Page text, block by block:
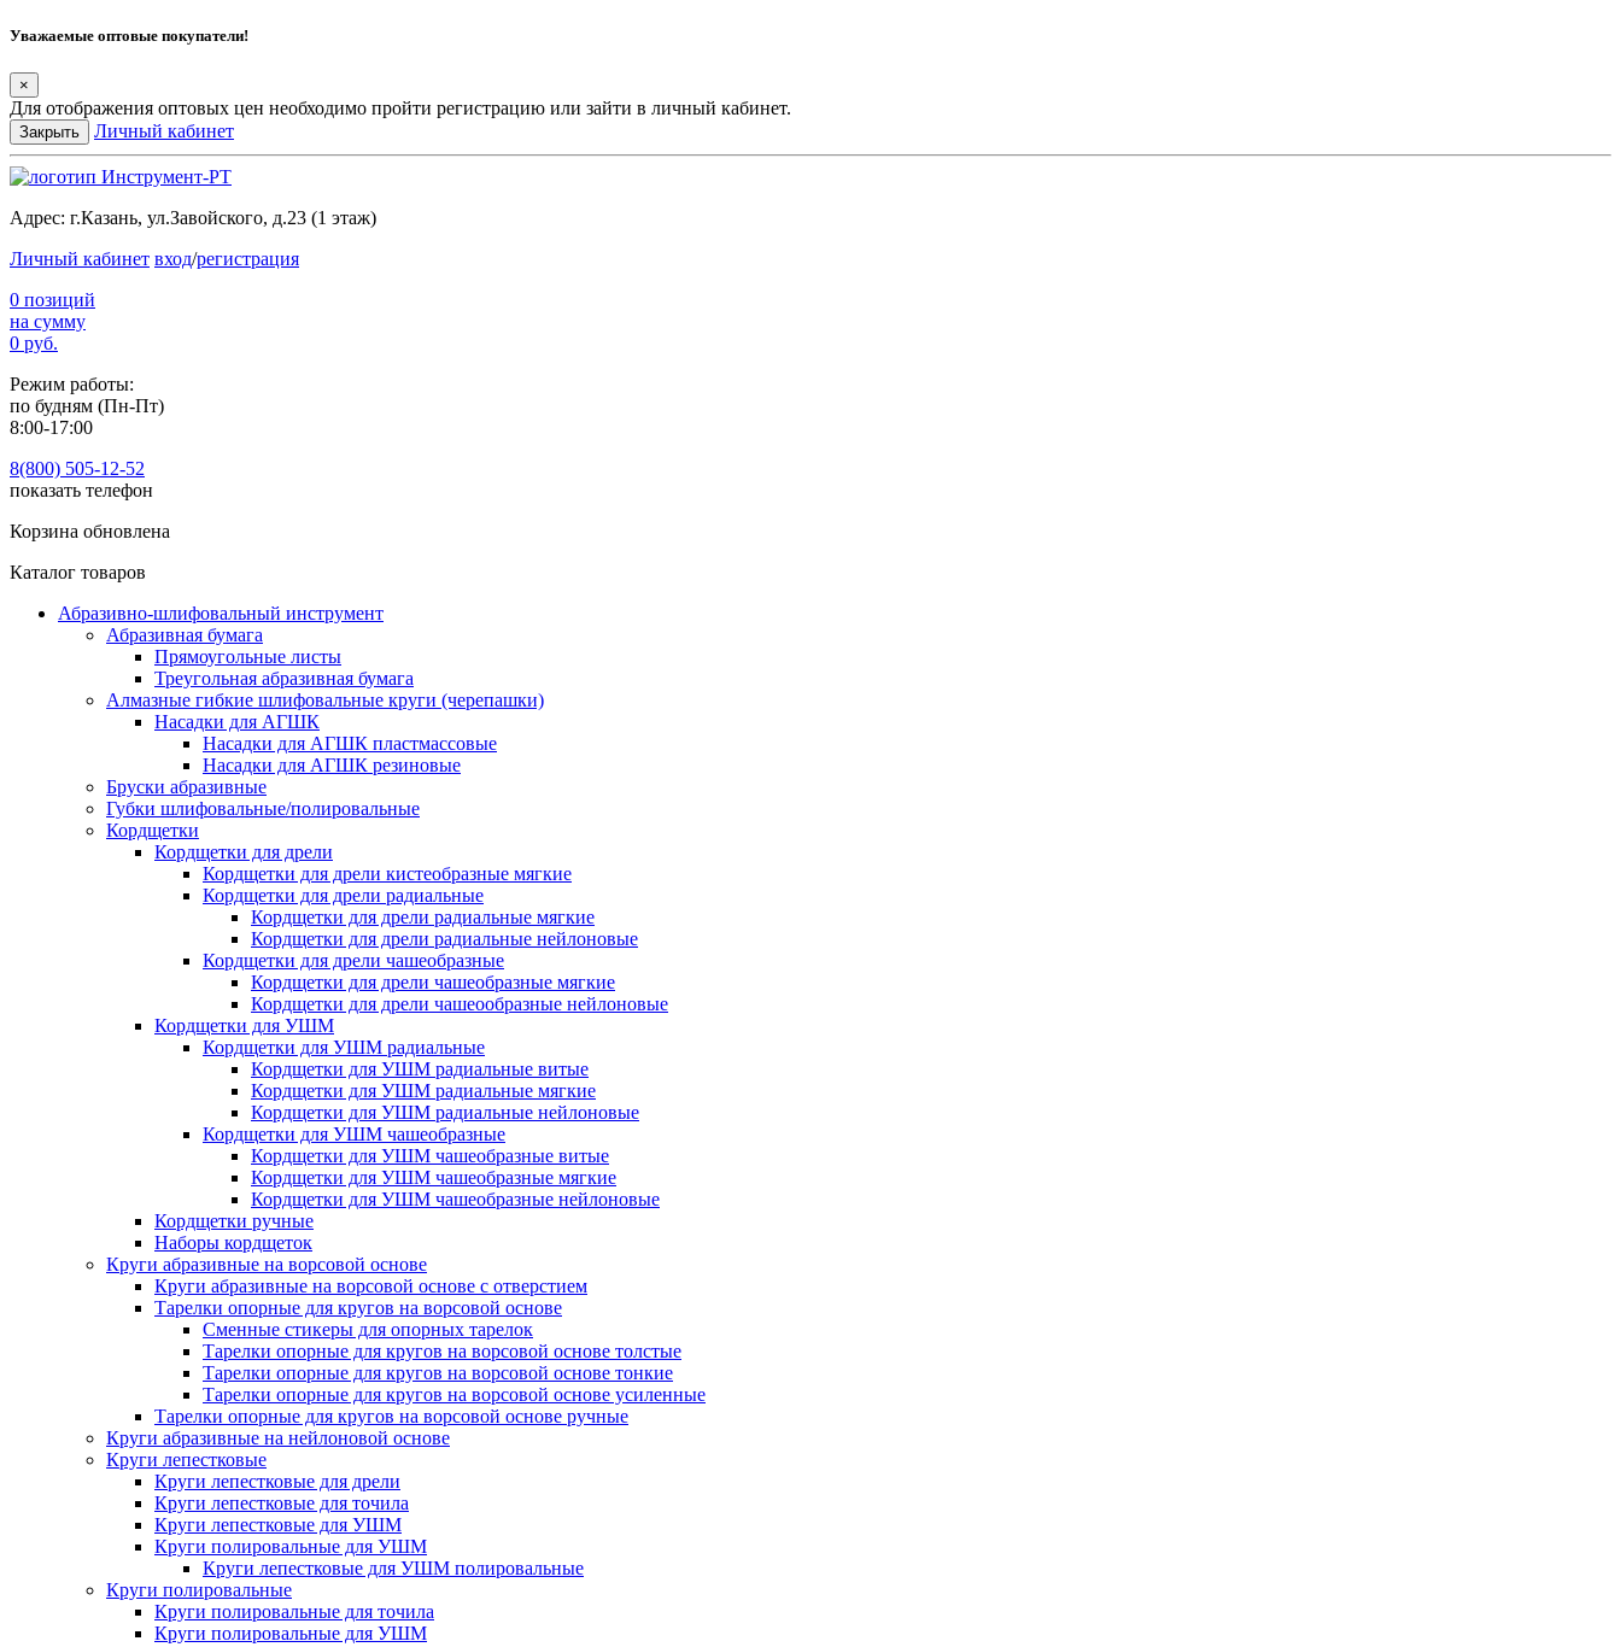
Уважаемые оптовые покупатели!
×
Для отображения оптовых цен необходимо пройти регистрацию или зайти в личный кабинет.
Закрыть Личный кабинет
Адрес: г.Казань, ул.Завойского, д.23 (1 этаж)
Личный кабинет вход/регистрация
0 позиций
на сумму
0 руб.
Режим работы:
по будням (Пн-Пт)
8:00-17:00
8(800) 505-12-52
показать телефон
Корзина обновлена
Каталог товаров
Абразивно-шлифовальный инструмент
Абразивная бумага
Прямоугольные листы
Треугольная абразивная бумага
Алмазные гибкие шлифовальные круги (черепашки)
Насадки для АГШК
Насадки для АГШК пластмассовые
Насадки для АГШК резиновые
Бруски абразивные
Губки шлифовальные/полировальные
Кордщетки
Кордщетки для дрели
Кордщетки для дрели кистеобразные мягкие
Кордщетки для дрели радиальные
Кордщетки для дрели радиальные мягкие
Кордщетки для дрели радиальные нейлоновые
Кордщетки для дрели чашеобразные
Кордщетки для дрели чашеобразные мягкие
Кордщетки для дрели чашеообразные нейлоновые
Кордщетки для УШМ
Кордщетки для УШМ радиальные
Кордщетки для УШМ радиальные витые
Кордщетки для УШМ радиальные мягкие
Кордщетки для УШМ радиальные нейлоновые
Кордщетки для УШМ чашеобразные
Кордщетки для УШМ чашеобразные витые
Кордщетки для УШМ чашеобразные мягкие
Кордщетки для УШМ чашеобразные нейлоновые
Кордщетки ручные
Наборы кордщеток
Круги абразивные на ворсовой основе
Круги абразивные на ворсовой основе с отверстием
Тарелки опорные для кругов на ворсовой основе
Сменные стикеры для опорных тарелок
Тарелки опорные для кругов на ворсовой основе толстые
Тарелки опорные для кругов на ворсовой основе тонкие
Тарелки опорные для кругов на ворсовой основе усиленные
Тарелки опорные для кругов на ворсовой основе ручные
Круги абразивные на нейлоновой основе
Круги лепестковые
Круги лепестковые для дрели
Круги лепестковые для точила
Круги лепестковые для УШМ
Круги полировальные для УШМ
Круги лепестковые для УШМ полировальные
Круги полировальные
Круги полировальные для точила
Круги полировальные для УШМ